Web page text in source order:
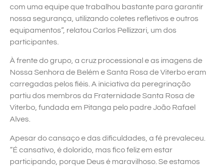
com uma equipe que trabalhou bastante para garantir
nossa segurança, utilizando coletes refletivos e outros
equipamentos”, relatou Carlos Pellizzari, um dos
participantes.
À frente do grupo, a cruz processional e as imagens de
Nossa Senhora de Belém e Santa Rosa de Viterbo eram
carregadas pelos fiéis. A iniciativa da peregrinação
partiu dos membros da Fraternidade Santa Rosa de
Viterbo, fundada em Pitanga pelo padre João Rafael
Alves.
Apesar do cansaço e das dificuldades, a fé prevaleceu.
“É cansativo, é dolorido, mas fico feliz em estar
participando, porque Deus é maravilhoso. Se estamos